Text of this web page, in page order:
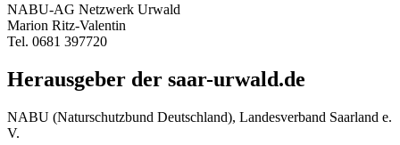
NABU-AG Netzwerk Urwald
Marion Ritz-Valentin
Tel. 0681 397720
Herausgeber der saar-urwald.de
NABU (Naturschutzbund Deutschland), Landesverband Saarland e.
V.